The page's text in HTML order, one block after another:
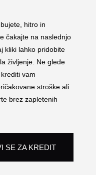
hitro in
čakajte na naslednjo
kliki lahko pridobite
življenje. Ne glede
vam
stroške ali
brez zapletenih
SE ZA KREDIT